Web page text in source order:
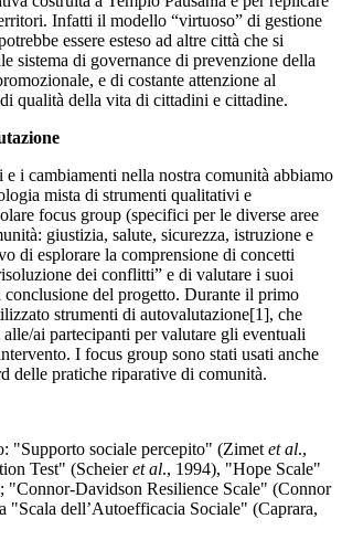
Infatti il modello “virtuoso” di gestione
essere esteso ad altre città che si
sistema di governance di prevenzione della
e di costante attenzione al
qualità della vita di cittadini e cittadine.
e i cambiamenti nella nostra comunità abbiamo
mista di strumenti qualitativi e
focus group (specifici per le diverse aree
giustizia, salute, sicurezza, istruzione e
di esplorare la comprensione di concetti
dei conflitti” e di valutare i suoi
conclusione del progetto. Durante il primo
strumenti di autovalutazione[1], che
alle/ai partecipanti per valutare gli eventuali
I focus group sono stati usati anche
delle pratiche riparative di comunità.
"Supporto sociale percepito" (Zimet et al.,
Test" (Scheieret al., 1994), "Hope Scale"
"Connor-Davidson Resilience Scale" (Connor
"Scala dell’Autoefficacia Sociale" (Caprara,